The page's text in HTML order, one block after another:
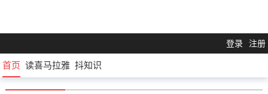
登录 注册
首页 读喜马拉雅 抖知识